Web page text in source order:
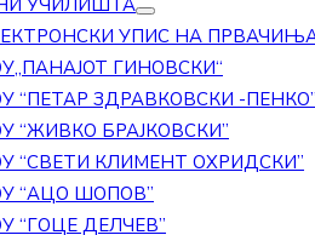
УЧИЛИШТА
УПИС НА
ГИНОВСКИ“
“ПЕТАР ЗДРАВКОВСКИ -ПЕНКО”
“ЖИВКО БРАЈКОВСКИ”
“СВЕТИ КЛИМЕНТ ОХРИДСКИ”
“АЦО ШОПОВ”
“ГОЦЕ ДЕЛЧЕВ”